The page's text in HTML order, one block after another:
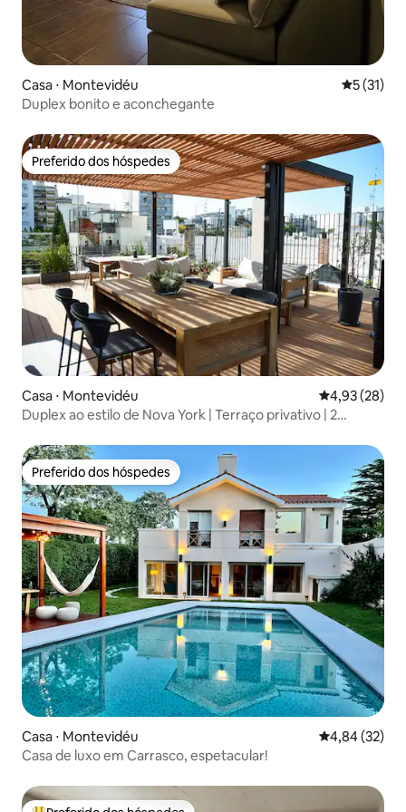
Casa ⋅ Montevidéu 5 de uma
5 (31)
Duplex bonito e aconchegante
Preferido dos hóspedes
Preferido dos hóspedes
Casa ⋅ Montevidéu 4,93 de uma
4,93 (28)
Duplex ao estilo de Nova York | Terraço privativo | 2
Preferido dos hóspedes
Preferido dos hóspedes
Casa ⋅ Montevidéu 4,84 de uma
4,84 (32)
Casa de luxo em Carrasco, espetacular!